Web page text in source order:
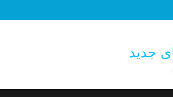
جدید